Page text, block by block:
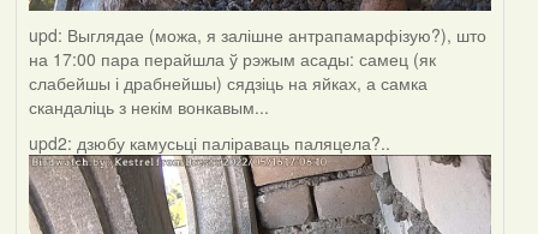
upd: Выглядае (можа, я залішне антрапамарфізую?), што
на 17:00 пара перайшла ў рэжым асады: самец (як
слабейшы і драбнейшы) сядзіць на яйках, а самка
скандаліць з некім вонкавым...
upd2: дзюбу камусьці паліраваць паляцела?..